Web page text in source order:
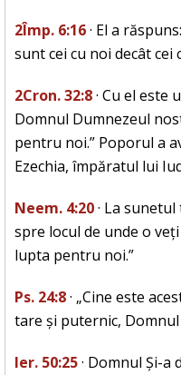
2Împ. 6:16· El a
sunt cei cu noi decât cei
2Cron. 32:8· Cu el este
Domnul Dumnezeul
pentru noi.” Poporul a
Ezechia, împăratul lui
Neem. 4:20· La
spre locul de unde o
lupta pentru noi.”
Ps. 24:8· „Cine este
tare și puternic,
Ier. 50:25· Domnul Și-a